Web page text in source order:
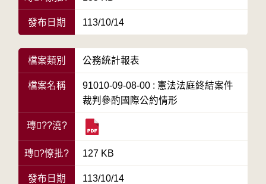
發布日期 113/10/14
檔案類別 公務統計報表
檔案名稱
91010-09-08-00 : 憲法法庭終結案件
裁判參酌國際公約情形
瑼??澆?
瑼?憭批? 127 KB
發布日期 113/10/14